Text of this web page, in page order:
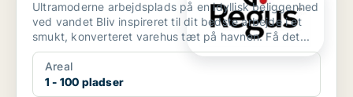
Ultramoderne arbejdsplads på en idyllisk beliggenhed
ved vandet Bliv inspireret til dit bedste arbejde i et
smukt, konverteret varehus tæt på havnen. Få det...
Areal
1 - 100 pladser